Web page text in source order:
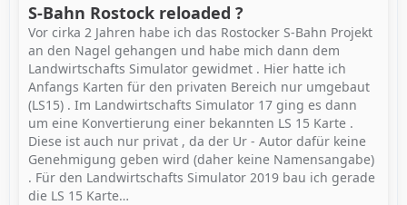
S-Bahn Rostock reloaded ?
Vor cirka 2 Jahren habe ich das Rostocker S-Bahn Projekt
an den Nagel gehangen und habe mich dann dem
Landwirtschafts Simulator gewidmet . Hier hatte ich
Anfangs Karten für den privaten Bereich nur umgebaut
(LS15) . Im Landwirtschafts Simulator 17 ging es dann
um eine Konvertierung einer bekannten LS 15 Karte .
Diese ist auch nur privat , da der Ur - Autor dafür keine
Genehmigung geben wird (daher keine Namensangabe)
. Für den Landwirtschafts Simulator 2019 bau ich gerade
die LS 15 Karte…